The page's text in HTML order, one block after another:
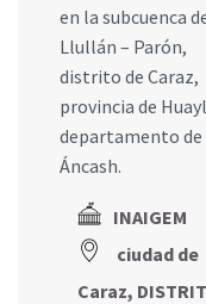
en la subcuenca
Llullán – Parón,
distrito de Caraz,
provincia de
departamento de
Áncash.
INAIGEM
ciudad de
Caraz,